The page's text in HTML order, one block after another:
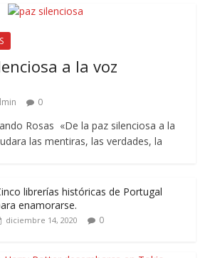
a la voz
0
Rosas «De la paz silenciosa a la
las mentiras, las verdades, la
librerías históricas de Portugal
enamorarse.
diciembre 14, 2020 0